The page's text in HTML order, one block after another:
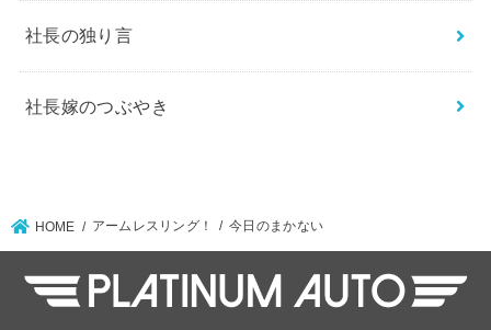
社長の独り言
社長嫁のつぶやき
HOME アームレスリング！ 今日のまかない